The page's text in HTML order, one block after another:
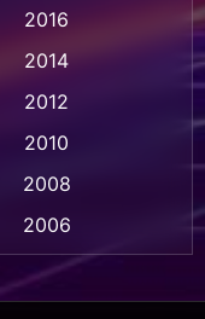
จริง(36)
2016
2014
2012
2010
2008
2006
2004
2002